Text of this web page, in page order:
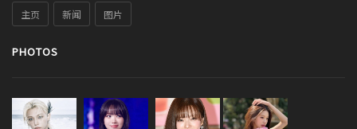
主页 新闻 图片
PHOTOS